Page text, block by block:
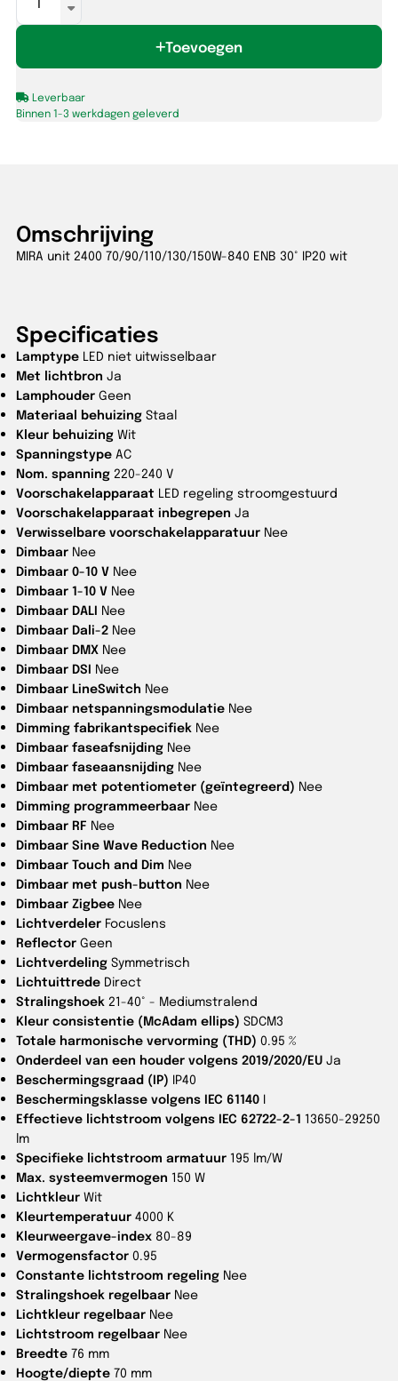
unit
2400
840
30°
Toevoegen
Leverbaar
Binnen 1-3 werkdagen geleverd
Omschrijving
MIRA unit 2400 70/90/110/130/150W-840 ENB 30° IP20 wit
Specificaties
Lamptype LED niet uitwisselbaar
Met lichtbron Ja
Lamphouder Geen
Materiaal behuizing Staal
Kleur behuizing Wit
Spanningstype AC
Nom. spanning 220-240 V
Voorschakelapparaat LED regeling stroomgestuurd
Voorschakelapparaat inbegrepen Ja
Verwisselbare voorschakelapparatuur Nee
Dimbaar Nee
Dimbaar 0-10 V Nee
Dimbaar 1-10 V Nee
Dimbaar DALI Nee
Dimbaar Dali-2 Nee
Dimbaar DMX Nee
Dimbaar DSI Nee
Dimbaar LineSwitch Nee
Dimbaar netspanningsmodulatie Nee
Dimming fabrikantspecifiek Nee
Dimbaar faseafsnijding Nee
Dimbaar faseaansnijding Nee
Dimbaar met potentiometer (geïntegreerd) Nee
Dimming programmeerbaar Nee
Dimbaar RF Nee
Dimbaar Sine Wave Reduction Nee
Dimbaar Touch and Dim Nee
Dimbaar met push-button Nee
Dimbaar Zigbee Nee
Lichtverdeler Focuslens
Reflector Geen
Lichtverdeling Symmetrisch
Lichtuittrede Direct
Stralingshoek 21-40° - Mediumstralend
Kleur consistentie (McAdam ellips) SDCM3
Totale harmonische vervorming (THD) 0.95 %
Onderdeel van een houder volgens 2019/2020/EU Ja
Beschermingsgraad (IP) IP40
Beschermingsklasse volgens IEC 61140 I
Effectieve lichtstroom volgens IEC 62722-2-1 13650-29250
lm
Specifieke lichtstroom armatuur 195 lm/W
Max. systeemvermogen 150 W
Lichtkleur Wit
Kleurtemperatuur 4000 K
Kleurweergave-index 80-89
Vermogensfactor 0.95
Constante lichtstroom regeling Nee
Stralingshoek regelbaar Nee
Lichtkleur regelbaar Nee
Lichtstroom regelbaar Nee
Breedte 76 mm
Hoogte/diepte 70 mm